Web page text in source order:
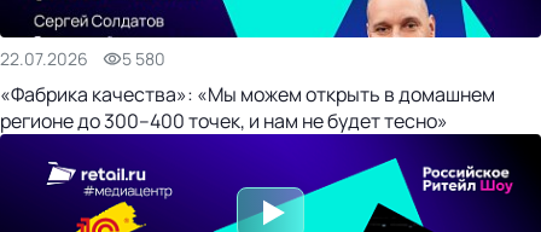
22.07.2026 5 580
«Фабрика качества»: «Мы можем открыть в домашнем
регионе до 300–400 точек, и нам не будет тесно»